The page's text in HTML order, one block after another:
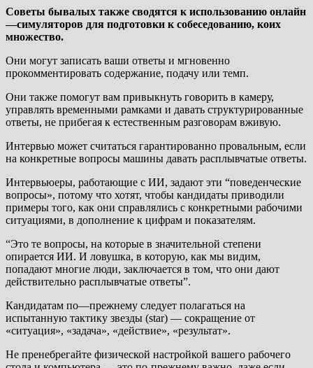
Советы бывалых также сводятся к использованию онлайн
—симуляторов для подготовки к собеседованию, коих
множество.
Они могут записать ваши ответы и мгновенно
прокомментировать содержание, подачу или темп.
Они также помогут вам привыкнуть говорить в камеру,
управлять временными рамками и давать структурированные
ответы, не прибегая к естественным разговорам вживую.
Интервью может считаться гарантированно провальным, если
на конкретные вопросы машины давать расплывчатые ответы.
Интервьюеры, работающие с ИИ, задают эти “поведенческие
вопросы», потому что хотят, чтобы кандидаты приводили
примеры того, как они справлялись с конкретными рабочими
ситуациями, в дополнение к цифрам и показателям.
“Это те вопросы, на которые в значительной степени
опирается ИИ. И ловушка, в которую, как мы видим,
попадают многие люди, заключается в том, что они дают
действительно расплывчатые ответы”.
Кандидатам по—прежнему следует полагаться на
испытанную тактику звезды (star) — сокращение от
«ситуация», «задача», «действие», «результат».
Не пренебрегайте физической настройкой вашего рабочего